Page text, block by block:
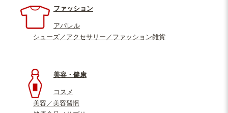
ファッション
アパレル
シューズ／アクセサリー／ファッション雑貨
美容・健康
コスメ
美容／美容習慣